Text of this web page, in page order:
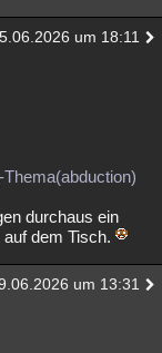
um 18:11
durchaus ein
dem Tisch.
um 13:31